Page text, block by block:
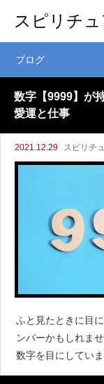
スピリチ
ブログ
数字【9999】が
愛運と仕事
2021.12.29 スピリチ
ふと見たときに目
ンバーかもしれま
数字を目にしてい
ら忘れてしまいま